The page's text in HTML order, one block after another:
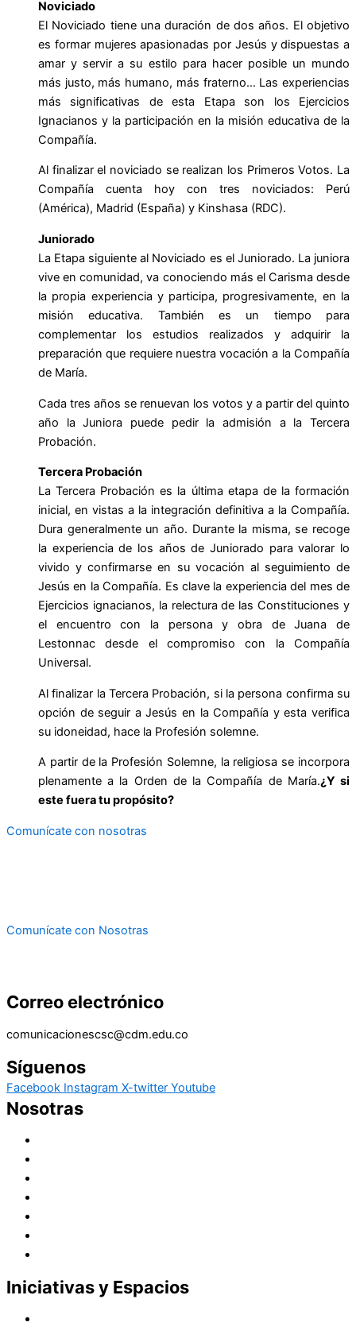
Noviciado
El Noviciado tiene una duración de dos años. El objetivo
es formar mujeres apasionadas por Jesús y dispuestas a
amar y servir a su estilo para hacer posible un mundo
más justo, más humano, más fraterno… Las experiencias
más significativas de esta Etapa son los Ejercicios
Ignacianos y la participación en la misión educativa de la
Compañía.
Al finalizar el noviciado se realizan los Primeros Votos. La
Compañía cuenta hoy con tres noviciados: Perú
(América), Madrid (España) y Kinshasa (RDC).
Juniorado
La Etapa siguiente al Noviciado es el Juniorado. La juniora
vive en comunidad, va conociendo más el Carisma desde
la propia experiencia y participa, progresivamente, en la
misión educativa. También es un tiempo para
complementar los estudios realizados y adquirir la
preparación que requiere nuestra vocación a la Compañía
de María.
Cada tres años se renuevan los votos y a partir del quinto
año la Juniora puede pedir la admisión a la Tercera
Probación.
Tercera Probación
La Tercera Probación es la última etapa de la formación
inicial, en vistas a la integración definitiva a la Compañía.
Dura generalmente un año. Durante la misma, se recoge
la experiencia de los años de Juniorado para valorar lo
vivido y confirmarse en su vocación al seguimiento de
Jesús en la Compañía. Es clave la experiencia del mes de
Ejercicios ignacianos, la relectura de las Constituciones y
el encuentro con la persona y obra de Juana de
Lestonnac desde el compromiso con la Compañía
Universal.
Al finalizar la Tercera Probación, si la persona confirma su
opción de seguir a Jesús en la Compañía y esta verifica
su idoneidad, hace la Profesión solemne.
A partir de la Profesión Solemne, la religiosa se incorpora
plenamente a la Orden de la Compañía de María.¿Y si
este fuera tu propósito?
Comunícate con nosotras
Comunícate con Nosotras
Correo electrónico
comunicacionescsc@cdm.edu.co
Síguenos
Facebook Instagram X-twitter Youtube
Nosotras
Iniciativas y Espacios